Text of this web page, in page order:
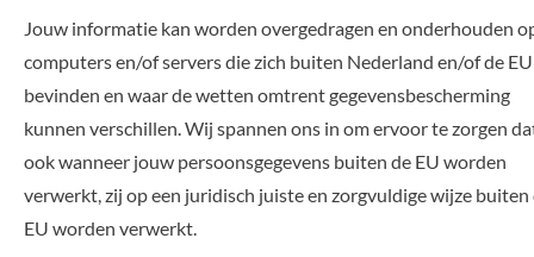
Jouw informatie kan worden overgedragen en onderhouden
computers en/of servers die zich buiten Nederland en/of de EU
bevinden en waar de wetten omtrent gegevensbescherming
kunnen verschillen. Wij spannen ons in om ervoor te zorgen
ook wanneer jouw persoonsgegevens buiten de EU worden
verwerkt, zij op een juridisch juiste en zorgvuldige wijze buiten
EU worden verwerkt.